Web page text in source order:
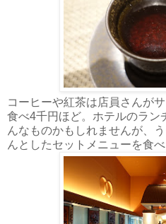
コーヒーや紅茶は店員さんが
食べ4千円ほど。ホテルのラン
んなものかもしれませんが、
んとしたセットメニューを食